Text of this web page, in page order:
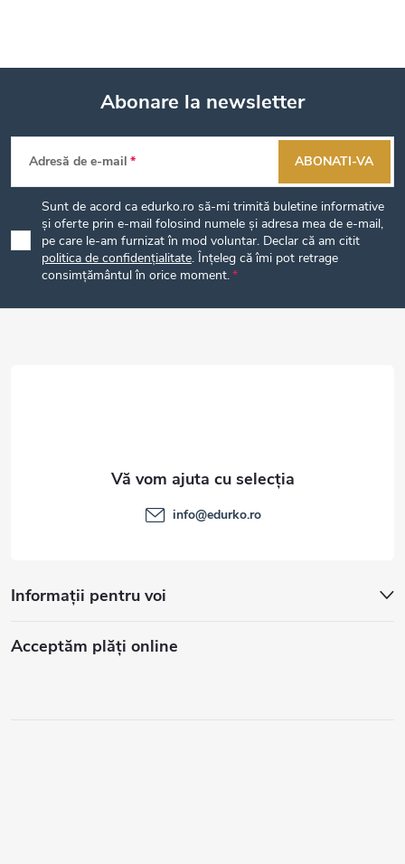
S
u
b
o
Abonare la newsletter
Adresă de e-mail
Sunt de acord ca edurko.ro să-mi trimită buletine informative
și oferte prin e-mail folosind numele și adresa mea de e-mail,
pe care le-am furnizat în mod voluntar. Declar că am citit
politica de confidențialitate. Înțeleg că îmi pot retrage
consimțământul în orice moment.
ABONATI-VA
Informații pentru voi
Acceptăm plăţi online
info@edurko.ro